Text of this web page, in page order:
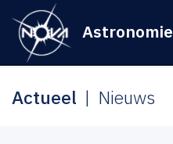
Astronomie
Actueel Nieuws